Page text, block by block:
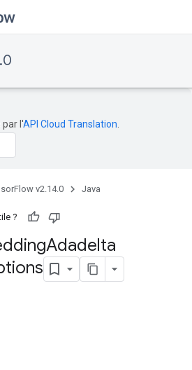
l'API Cloud Translation
v2.14.0 Java
?
Adadelta